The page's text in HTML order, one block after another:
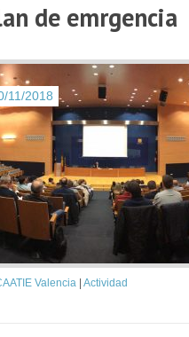
de emrgencia
11/2018
Valencia Actividad